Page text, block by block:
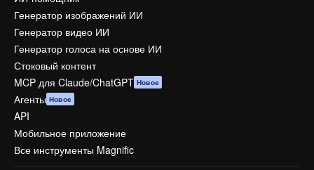
Генератор изображений ИИ
Генератор видео ИИ
Генератор голоса на основе ИИ
Стоковый контент
MCP для Claude/ChatGPT Новое
Агенты Новое
API
Мобильное приложение
Все инструменты Magnific